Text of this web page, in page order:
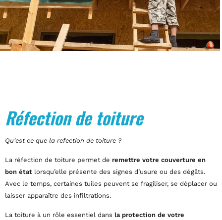
Réfection de toiture
Qu'est ce que la refection de toiture ?
La réfection de toiture permet de remettre votre couverture en
bon état lorsqu’elle présente des signes d’usure ou des dégâts.
Avec le temps, certaines tuiles peuvent se fragiliser, se déplacer ou
laisser apparaître des infiltrations.
La toiture à un rôle essentiel dans la protection de votre